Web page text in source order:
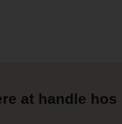
at handle hos